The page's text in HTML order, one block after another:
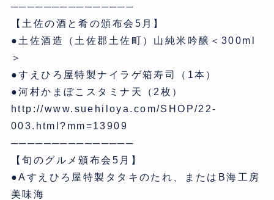
───────────────
【土佐の酒と肴の頒布会5月】
●土佐酒造（土佐郡土佐町）山純米吟醸＜300ml
＞
●すえひろ屋特製ナイラゲ箱寿司（1本）
●河村かまぼこスタミナ天（2枚）
http://www.suehiloya.com/SHOP/22-
003.html?mm=13909
───────────────
【旬のグルメ頒布会5月】
●Aすえひろ屋特製タタキのたれ、またはB海工房
美味海